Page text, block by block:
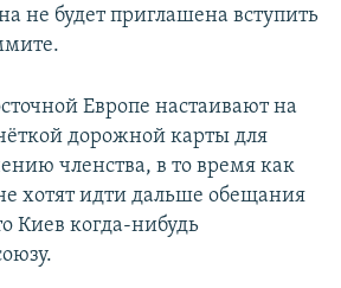
не будет приглашена вступить
Европе настаивают на
дорожной карты для
членства, в то время как
хотят идти дальше обещания
Киев когда-нибудь